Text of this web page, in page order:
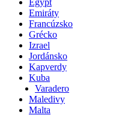
Emiráty
Francúzsko
Grécko
Izrael
Jordánsko
Kapverdy
Kuba
Varadero
Maledivy
Malta